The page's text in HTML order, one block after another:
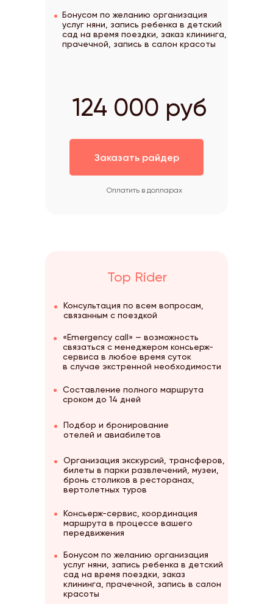
Оплатить в долларах
Заказать райдер
Top Rider
Консультация по всем вопросам,
связанным с поездкой
«Emergency call» — возможность
связаться с менеджером консьерж-
сервиса в любое время суток
в случае экстренной необходимости
Составление полного маршрута
сроком до 14 дней
Подбор и бронирование
отелей и авиабилетов
Организация экскурсий, трансферов,
билеты в парки развлечений, музеи,
бронь столиков в ресторанах,
вертолетных туров
124 000 руб
Консьерж-сервис, координация
маршрута в процессе вашего
передвижения
Бонусом по желанию организация
услуг няни, запись ребенка в детский
сад на время поездки, заказ
клининга, прачечной, запись в салон
красоты
Бонусом по желанию организация
услуг няни, запись ребенка в детский
сад на время поездки, заказ клининга,
прачечной, запись в салон красоты